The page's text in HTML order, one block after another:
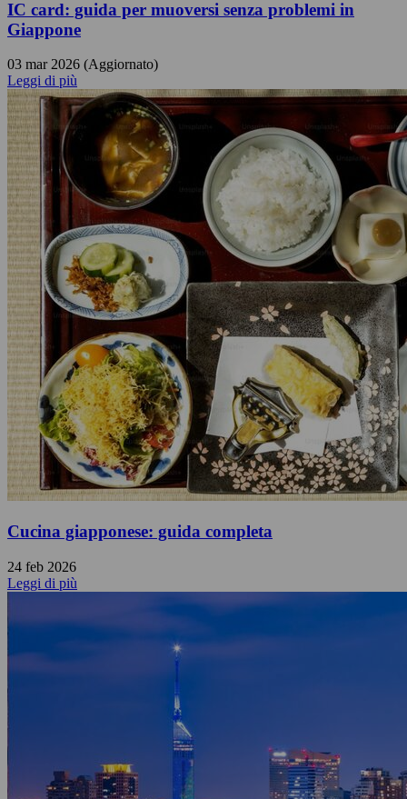
IC card: guida per muoversi senza problemi in
Giappone
03 mar 2026 (Aggiornato)
Leggi di più
Cucina giapponese: guida completa
24 feb 2026
Leggi di più